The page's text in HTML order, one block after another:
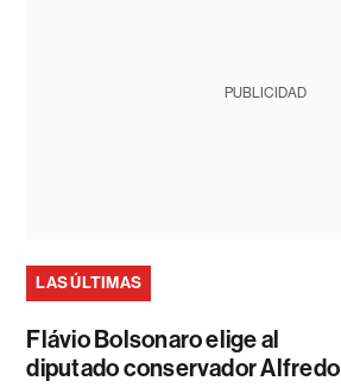
PUBLICIDAD
LAS ÚLTIMAS
Flávio Bolsonaro elige al
diputado conservador Alfredo